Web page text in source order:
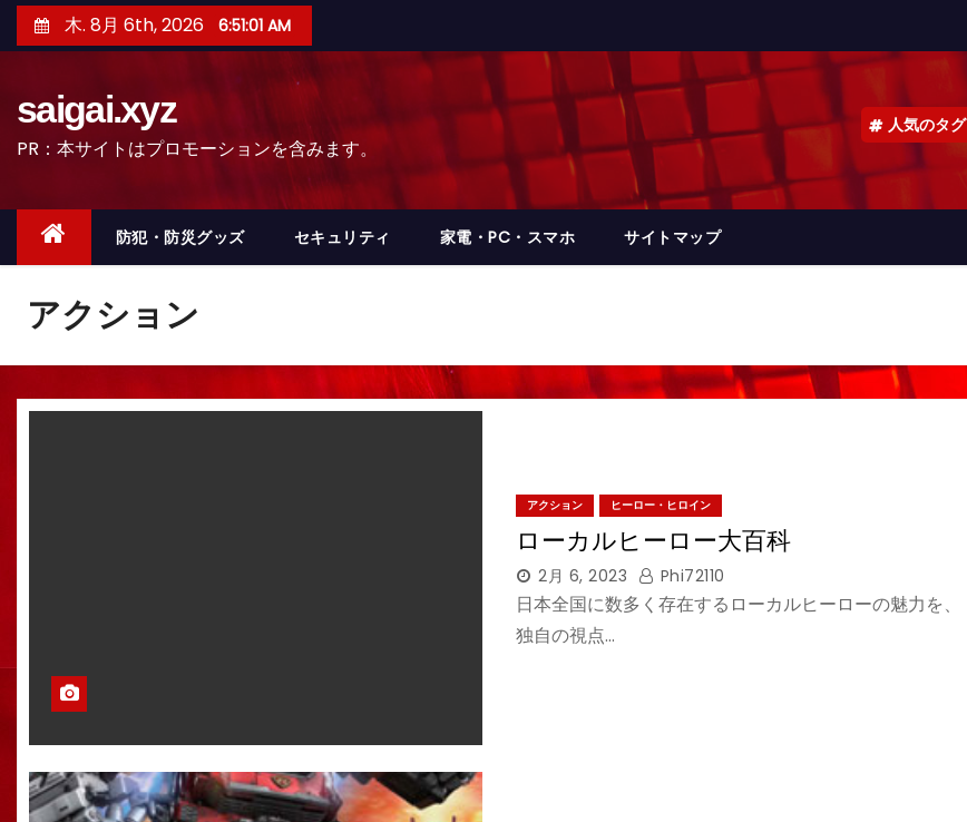
ン
ッ
木. 8月 6th, 2026 6:51:03 AM
saigai.xyz
PR：本サイトはプロモーションを含みます。
人気のタグ
防犯・防災グッズ セキュリティ 家電・PC・スマホ サイトマップ
アクション
アクション ヒーロー・ヒロイン
ローカルヒーロー大百科
2月 6, 2023 Phi72110
日本全国に数多く存在するローカルヒーローの魅力を、
独自の視点…